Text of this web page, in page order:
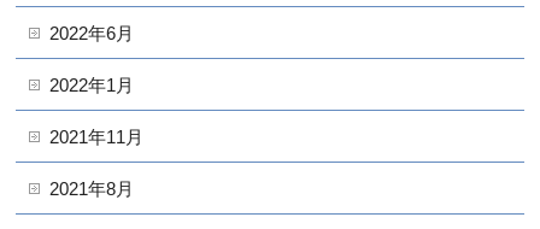
2022年6月
2022年1月
2021年11月
2021年8月